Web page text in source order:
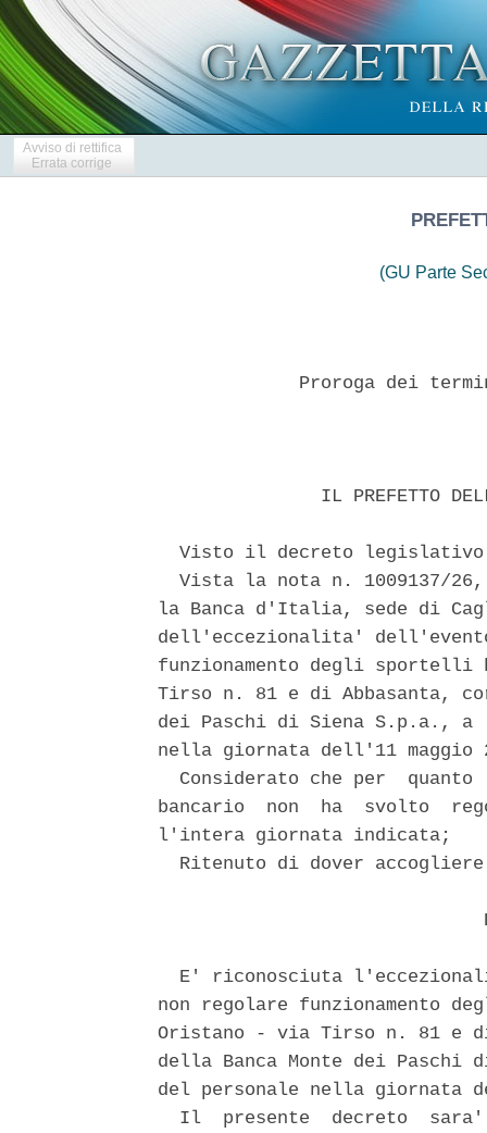
Avviso di rettifica
Errata corrige
(GU Parte
Proroga dei
IL PREFETTO
Visto il decreto
Vista la nota n. 1009137/
la Banca d'Italia, sede di
dell'eccezionalita'
funzionamento degli
Tirso n. 81 e di Abbasanta,
dei Paschi di Siena S.p.a., a
nella giornata dell'11 maggio
Considerato che per  quanto
bancario  non  ha  svolto
l'intera giornata indicata;
Ritenuto di dover
E' riconosciuta
non regolare
Oristano - via Tirso n. 81 e
della Banca Monte dei
del personale nella giornata
Il  presente  decreto